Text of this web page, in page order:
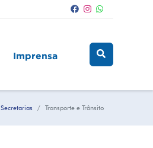
Imprensa
Secretarias Transporte e Trânsito